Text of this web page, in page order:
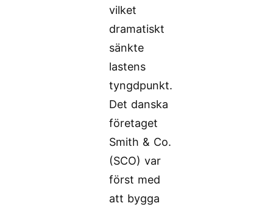
vilket
dramatiskt
sänkte
lastens
tyngdpunkt.
Det danska
företaget
Smith & Co.
(SCO) var
först med
att bygga